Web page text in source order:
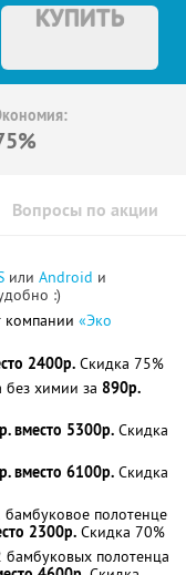
КУПИТЬ
Вопросы по акции
или Android и
:)
компании «Эко
2400р. Скидка 75%
без химии за 890р.
вместо 5300р. Скидка
вместо 6100р. Скидка
полотенце
2300р. Скидка 70%
полотенца